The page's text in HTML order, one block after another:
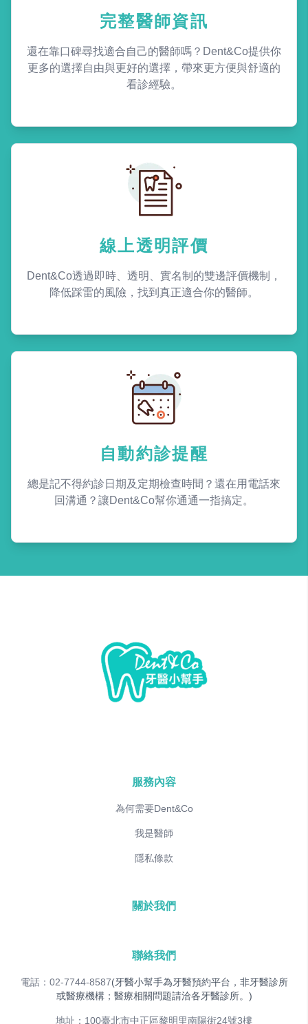
完整醫師資訊
還在靠口碑尋找適合自己的醫師嗎？Dent&Co提供你
更多的選擇自由與更好的選擇，帶來更方便與舒適的
看診經驗。
線上透明評價
Dent&Co透過即時、透明、實名制的雙邊評價機制，
降低踩雷的風險，找到真正適合你的醫師。
自動約診提醒
總是記不得約診日期及定期檢查時間？還在用電話來
回溝通？讓Dent&Co幫你通通一指搞定。
服務內容
為何需要Dent&Co
我是醫師
隱私條款
關於我們
聯絡我們
電話：02-7744-8587(牙醫小幫手為牙醫預約平台，非牙醫診所
或醫療機構；醫療相關問題請洽各牙醫診所。)
地址：100臺北市中正區黎明里南陽街24號3樓